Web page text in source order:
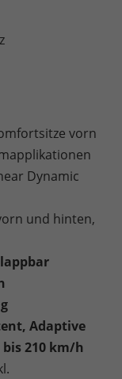
vorn
Dynamic
und hinten,
Adaptive
210 km/h